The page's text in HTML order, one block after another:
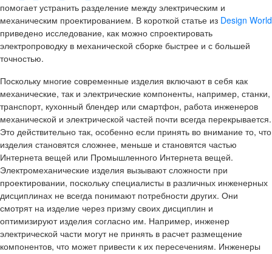
помогает устранить разделение между электрическим и
механическим проектированием. В короткой статье из Design World
приведено исследование, как можно спроектировать
электропроводку в механической сборке быстрее и с большей
точностью.
Поскольку многие современные изделия включают в себя как
механические, так и электрические компоненты, например, станки,
транспорт, кухонный блендер или смартфон, работа инженеров
механической и электрической частей почти всегда перекрывается.
Это действительно так, особенно если принять во внимание то, что
изделия становятся сложнее, меньше и становятся частью
Интернета вещей или Промышленного Интернета вещей.
Электромеханические изделия вызывают сложности при
проектировании, поскольку специалисты в различных инженерных
дисциплинах не всегда понимают потребности других. Они
смотрят на изделие через призму своих дисциплин и
оптимизируют изделия согласно им. Например, инженер
электрической части могут не принять в расчет размещение
компонентов, что может привести к их пересечениям. Инженеры